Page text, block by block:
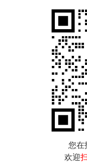
您在
欢迎